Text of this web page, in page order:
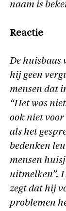
naam is
Reactie
De huisbaas
hij geen
mensen dat
“Het was
ook niet
als het
bedenken
mensen
uitmelken”.
zegt dat hij
problemen